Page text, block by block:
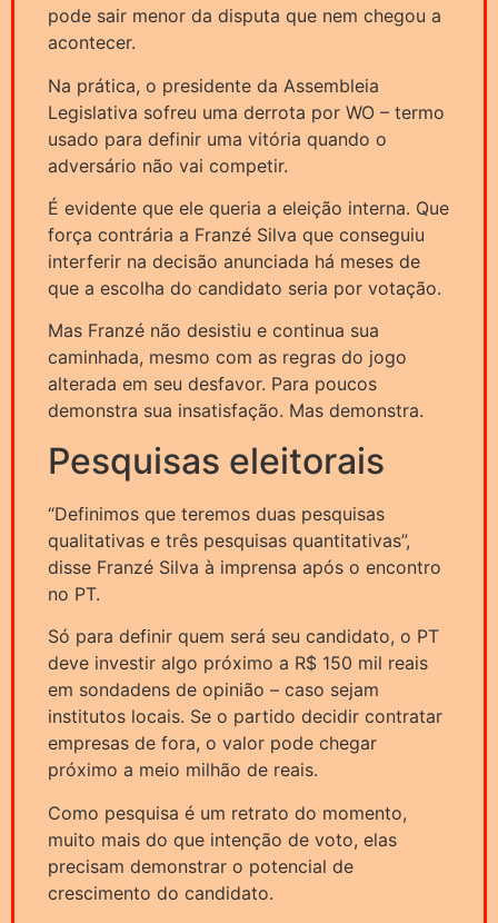
pode sair menor da disputa que nem chegou a
acontecer.
Na prática, o presidente da Assembleia
Legislativa sofreu uma derrota por WO – termo
usado para definir uma vitória quando o
adversário não vai competir.
É evidente que ele queria a eleição interna. Que
força contrária a Franzé Silva que conseguiu
interferir na decisão anunciada há meses de
que a escolha do candidato seria por votação.
Mas Franzé não desistiu e continua sua
caminhada, mesmo com as regras do jogo
alterada em seu desfavor. Para poucos
demonstra sua insatisfação. Mas demonstra.
Pesquisas eleitorais
“Definimos que teremos duas pesquisas
qualitativas e três pesquisas quantitativas”,
disse Franzé Silva à imprensa após o encontro
no PT.
Só para definir quem será seu candidato, o PT
deve investir algo próximo a R$ 150 mil reais
em sondadens de opinião – caso sejam
institutos locais. Se o partido decidir contratar
empresas de fora, o valor pode chegar
próximo a meio milhão de reais.
Como pesquisa é um retrato do momento,
muito mais do que intenção de voto, elas
precisam demonstrar o potencial de
crescimento do candidato.